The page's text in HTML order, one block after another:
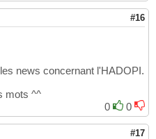
#16
news concernant l'HADOPI.
mots ^^
0
0
#17